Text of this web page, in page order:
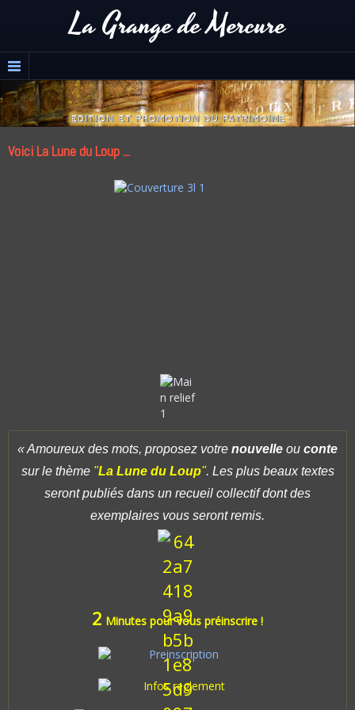
La Grange de Mercure
Voici La Lune du Loup ...
« Amoureux des mots, proposez votre nouvelle ou conte
sur le thème "La Lune du Loup". Les plus beaux textes
seront publiés dans un recueil collectif dont des
exemplaires vous seront remis.
2 Minutes pour vous préinscrire !